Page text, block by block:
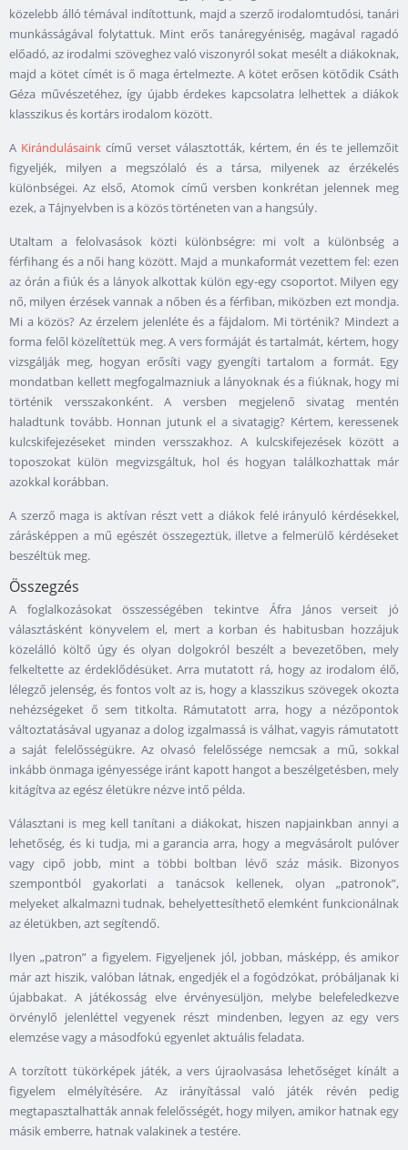
közelebb álló témával indítottunk, majd a szerző irodalomtudósi, tanári
munkásságával folytattuk. Mint erős tanáregyéniség, magával ragadó
előadó, az irodalmi szöveghez való viszonyról sokat mesélt a diákoknak,
majd a kötet címét is ő maga értelmezte. A kötet erősen kötődik Csáth
Géza művészetéhez, így újabb érdekes kapcsolatra lelhettek a diákok
klasszikus és kortárs irodalom között.
A Kirándulásaink című verset választották, kértem, én és te jellemzőit
figyeljék, milyen a megszólaló és a társa, milyenek az érzékelés
különbségei. Az első, Atomok című versben konkrétan jelennek meg
ezek, a Tájnyelvben is a közös történeten van a hangsúly.
Utaltam a felolvasások közti különbségre: mi volt a különbség a
férfihang és a női hang között. Majd a munkaformát vezettem fel: ezen
az órán a fiúk és a lányok alkottak külön egy-egy csoportot. Milyen egy
nő, milyen érzések vannak a nőben és a férfiban, miközben ezt mondja.
Mi a közös? Az érzelem jelenléte és a fájdalom. Mi történik? Mindezt a
forma felől közelítettük meg. A vers formáját és tartalmát, kértem, hogy
vizsgálják meg, hogyan erősíti vagy gyengíti tartalom a formát. Egy
mondatban kellett megfogalmazniuk a lányoknak és a fiúknak, hogy mi
történik versszakonként. A versben megjelenő sivatag mentén
haladtunk tovább. Honnan jutunk el a sivatagig? Kértem, keressenek
kulcskifejezéseket minden versszakhoz. A kulcskifejezések között a
toposzokat külön megvizsgáltuk, hol és hogyan találkozhattak már
azokkal korábban.
A szerző maga is aktívan részt vett a diákok felé irányuló kérdésekkel,
zárásképpen a mű egészét összegeztük, illetve a felmerülő kérdéseket
beszéltük meg.
Összegzés
A foglalkozásokat összességében tekintve Áfra János verseit jó
választásként könyvelem el, mert a korban és habitusban hozzájuk
közelálló költő úgy és olyan dolgokról beszélt a bevezetőben, mely
felkeltette az érdeklődésüket. Arra mutatott rá, hogy az irodalom élő,
lélegző jelenség, és fontos volt az is, hogy a klasszikus szövegek okozta
nehézségeket ő sem titkolta. Rámutatott arra, hogy a nézőpontok
változtatásával ugyanaz a dolog izgalmassá is válhat, vagyis rámutatott
a saját felelősségükre. Az olvasó felelőssége nemcsak a mű, sokkal
inkább önmaga igényessége iránt kapott hangot a beszélgetésben, mely
kitágítva az egész életükre nézve intő példa.
Választani is meg kell tanítani a diákokat, hiszen napjainkban annyi a
lehetőség, és ki tudja, mi a garancia arra, hogy a megvásárolt pulóver
vagy cipő jobb, mint a többi boltban lévő száz másik. Bizonyos
szempontból gyakorlati a tanácsok kellenek, olyan „patronok”,
melyeket alkalmazni tudnak, behelyettesíthető elemként funkcionálnak
az életükben, azt segítendő.
Ilyen „patron” a figyelem. Figyeljenek jól, jobban, másképp, és amikor
már azt hiszik, valóban látnak, engedjék el a fogódzókat, próbáljanak ki
újabbakat. A játékosság elve érvényesüljön, melybe belefeledkezve
örvénylő jelenléttel vegyenek részt mindenben, legyen az egy vers
elemzése vagy a másodfokú egyenlet aktuális feladata.
A torzított tükörképek játék, a vers újraolvasása lehetőséget kínált a
figyelem elmélyítésére. Az irányítással való játék révén pedig
megtapasztalhatták annak felelősségét, hogy milyen, amikor hatnak egy
másik emberre, hatnak valakinek a testére.